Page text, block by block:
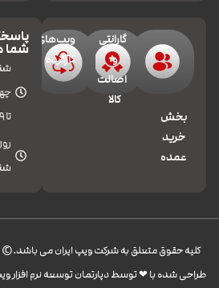
بخش
خرید
عمده
گارانتی
و
اصالت
کالا
ویپ‌های
کارکرده
شما
تا 19
کليه حقوق متعلق به شرکت ویپ ایران می باشد.© 2026
طراحی شده با ❤︎ توسط دپارتمان توسعه نرم افزار